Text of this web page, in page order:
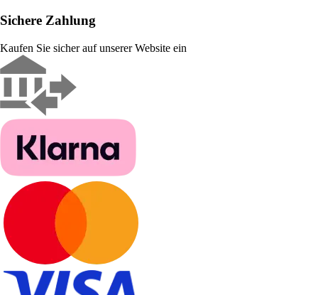
Sichere Zahlung
Kaufen Sie sicher auf unserer Website ein